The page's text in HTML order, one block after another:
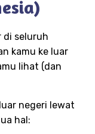
di seluruh
kamu ke luar
lihat (dan
negeri lewat
hal: